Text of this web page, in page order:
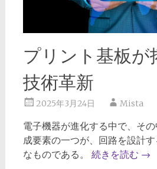
プリント基板が
技術革新
2025年3月24日 Mista
電子機器が進化する中で、そ
成要素の一つが、回路を設計
なものである。 続きを読む →